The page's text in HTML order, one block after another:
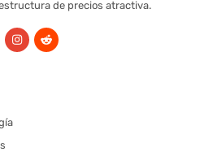
de precios atractiva.